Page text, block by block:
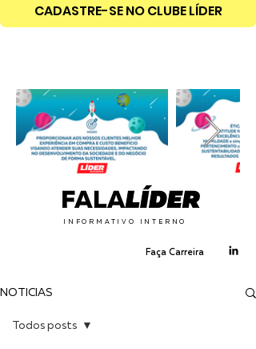
CADASTRE-SE NO CLUBE LÍDER
INFORMATIVO INTERNO
Faça Carreira
NOTÍCIAS
Todos posts